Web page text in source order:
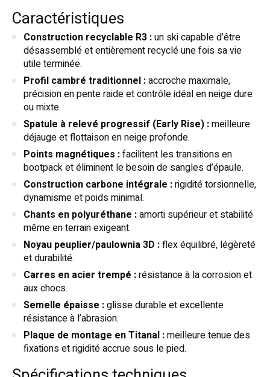
Caractéristiques
Construction recyclable R3 :un ski capable d’être
désassemblé et entièrement recyclé une fois sa vie
utile terminée.
Profil cambré traditionnel :accroche maximale,
précision en pente raide et contrôle idéal en neige dure
ou mixte.
Spatule à relevé progressif (Early Rise) :meilleure
déjauge et flottaison en neige profonde.
Points magnétiques :facilitent les transitions en
bootpack et éliminent le besoin de sangles d’épaule.
Construction carbone intégrale :rigidité torsionnelle,
dynamisme et poids minimal.
Chants en polyuréthane :amorti supérieur et stabilité
même en terrain exigeant.
Noyau peuplier/paulownia 3D :flex équilibré, légèreté
et durabilité.
Carres en acier trempé :résistance à la corrosion et
aux chocs.
Semelle épaisse :glisse durable et excellente
résistance à l’abrasion.
Plaque de montage en Titanal :meilleure tenue des
fixations et rigidité accrue sous le pied.